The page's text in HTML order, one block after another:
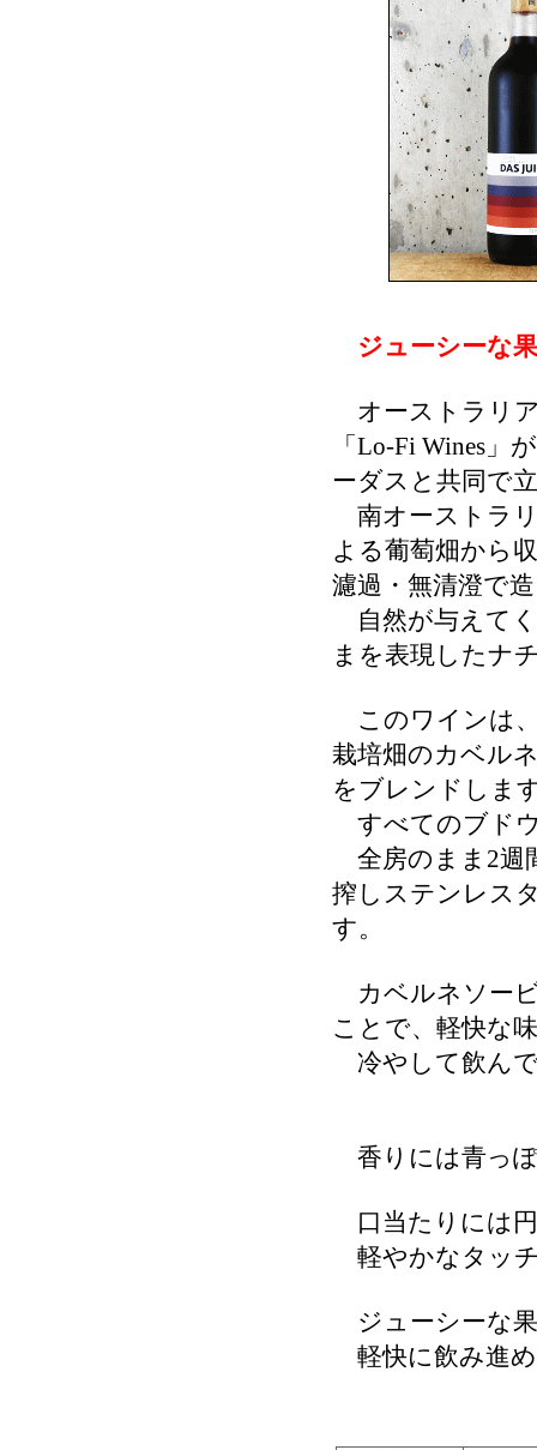
ジューシーな
オーストラリ
「Lo-Fi Wines」
ーダスと共同で
南オーストラ
よる葡萄畑から
濾過・無清澄で
自然が与えて
まを表現したナ
このワインは
栽培畑のカベル
をブレンドしま
すべてのブド
全房のまま2週
搾しステンレス
す。
カベルネソー
ことで、軽快な
冷やして飲ん
香りには青っ
口当たりには
軽やかなタッ
ジューシーな
軽快に飲み進